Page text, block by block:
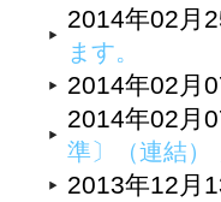
2014年02月
ます。
2014年02月
2014年02月
準〕（連結）
2013年12月